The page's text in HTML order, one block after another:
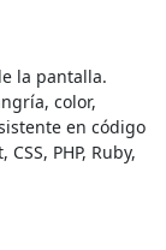
la pantalla.
color,
en código
PHP, Ruby,